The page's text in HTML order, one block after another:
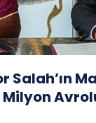
Salah’ın
Milyon